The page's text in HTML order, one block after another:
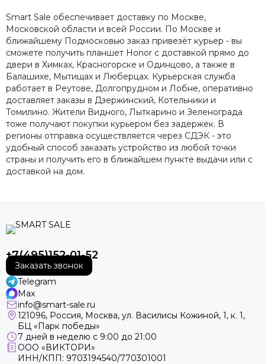
Smart Sale обеспечивает доставку по Москве,
Московской области и всей России. По Москве и
ближайшему Подмосковью заказ привезёт курьер - вы
сможете получить планшет Honor с доставкой прямо до
двери в Химках, Красногорске и Одинцово, а также в
Балашихе, Мытищах и Люберцах. Курьерская служба
работает в Реутове, Долгопрудном и Лобне, оперативно
доставляет заказы в Дзержинский, Котельники и
Томилино. Жители Видного, Лыткарино и Зеленограда
тоже получают покупки курьером без задержек. В
регионы отправка осуществляется через СДЭК - это
удобный способ заказать устройство из любой точки
страны и получить его в ближайшем пункте выдачи или с
доставкой на дом.
+7(495)152-01-52
Заказать звонок
Telegram
Max
info@smart-sale.ru
121096, Россия, Москва, ул. Василисы Кожиной, 1, к. 1,
БЦ «Парк победы»
7 дней в неделю с 9:00 до 21:00
ООО «ВИКТОРИ»
ИНН/КПП: 9703194540/770301001